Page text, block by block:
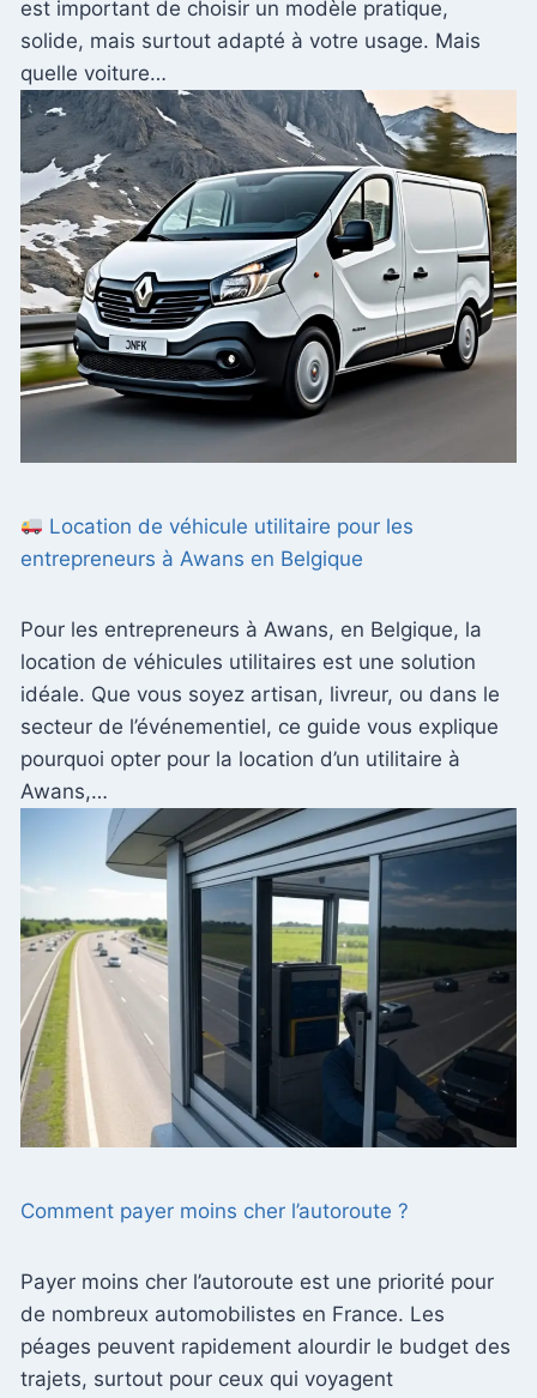
est important de choisir un modèle pratique,
solide, mais surtout adapté à votre usage. Mais
quelle voiture…
Location de véhicule utilitaire pour les
entrepreneurs à Awans en Belgique
Pour les entrepreneurs à Awans, en Belgique, la
location de véhicules utilitaires est une solution
idéale. Que vous soyez artisan, livreur, ou dans le
secteur de l’événementiel, ce guide vous explique
pourquoi opter pour la location d’un utilitaire à
Awans,…
Comment payer moins cher l’autoroute ?
Payer moins cher l’autoroute est une priorité pour
de nombreux automobilistes en France. Les
péages peuvent rapidement alourdir le budget des
trajets, surtout pour ceux qui voyagent